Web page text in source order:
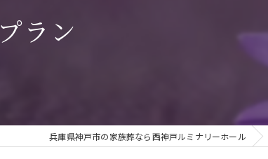
火葬
1日
相談
プラン
兵庫県神戸市の家族葬なら西神戸ルミナリーホール